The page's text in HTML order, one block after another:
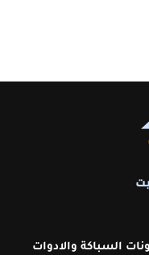
السباكة والادوات